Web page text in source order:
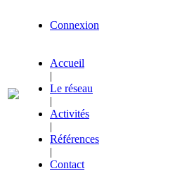
Connexion
Accueil
|
Le réseau
|
Activités
|
Références
|
Contact